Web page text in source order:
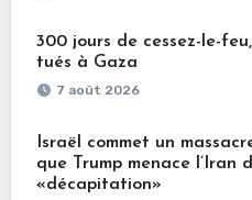
300 jours de cessez-le-
tués à Gaza
7 août 2026
Israël commet un
que Trump menace l’Iran
«décapitation»